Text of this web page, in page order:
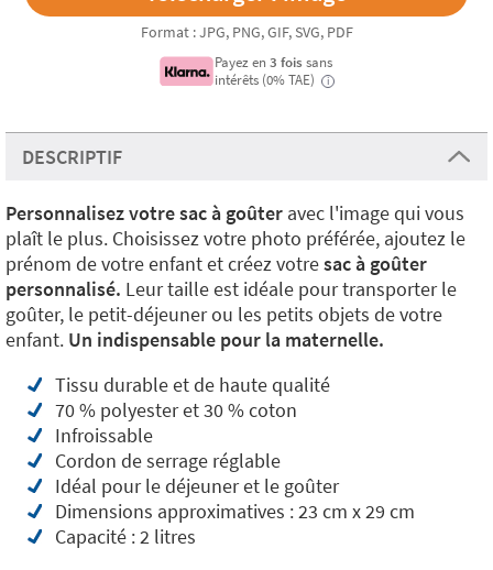
Format : JPG, PNG, GIF, SVG, PDF
Payez en3 foissans
intérêts (0% TAE)
i
DESCRIPTIF
Personnalisez votre sac à goûter avec l'image qui vous
plaît le plus. Choisissez votre photo préférée, ajoutez le
prénom de votre enfant et créez votresac à goûter
personnalisé. Leur taille est idéale pour transporter le
goûter, le petit-déjeuner ou les petits objets de votre
enfant. Un indispensable pour la maternelle.
Tissu durable et de haute qualité
70 % polyester et 30 % coton
Infroissable
Cordon de serrage réglable
Idéal pour le déjeuner et le goûter
Dimensions approximatives : 23 cm x 29 cm
Capacité : 2 litres